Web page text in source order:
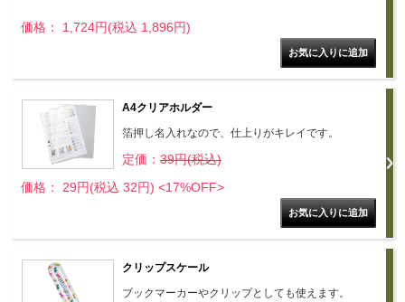
価格： 1,724円(税込 1,896円)
A4クリアホルダー
箔押し名入れなので、仕上りがキレイです。
定価： 39円(税込)
価格： 29円(税込 32円) <17%OFF>
クリップスケール
ブックマーカーやクリップとしても使えます。